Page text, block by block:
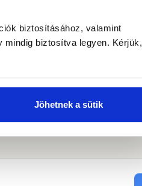
biztosításához, valamint
mindig biztosítva legyen. Kérjük,
Jöhetnek a sütik